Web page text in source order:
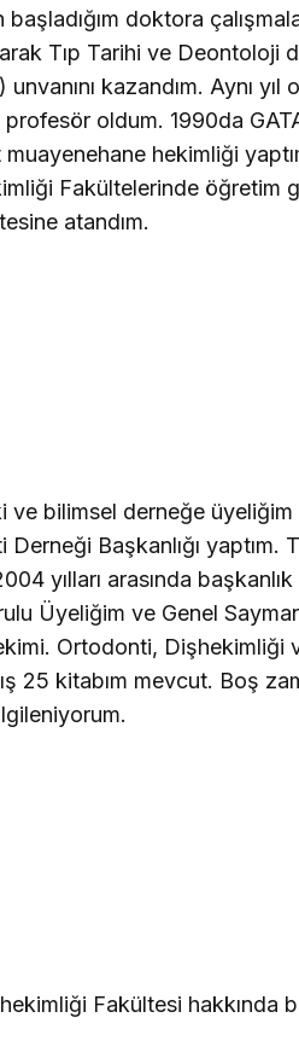
doktora
Tıp Tarihi ve Deontoloji
kazandım. Aynı
profesör oldum. 1990da
hekimliği
Fakültelerinde öğretim
atandım.
ve bilimsel derneğe
Derneği Başkanlığı
yılları arasında
Üyeliğim ve Genel
Ortodonti, Dişhekimliği
25 kitabım mevcut. Boş
Fakültesi hakkında